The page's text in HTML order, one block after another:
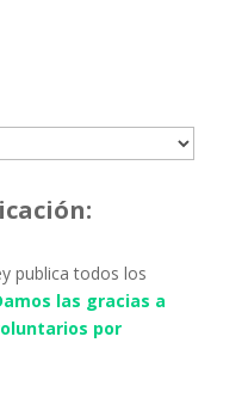
publica todos los
las gracias a
por